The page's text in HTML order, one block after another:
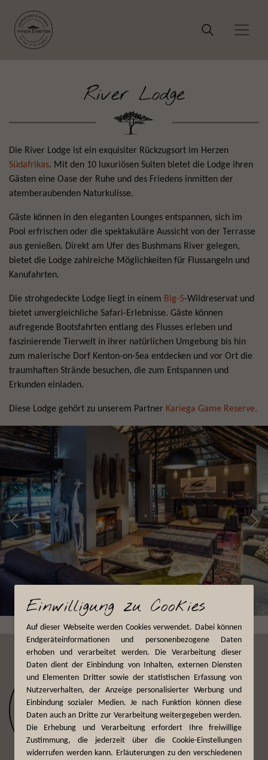
River Lodge
Die River Lodge ist ein exquisiter Rückzugsort im Herzen
Südafrikas. Mit den 10 luxuriösen Suiten bietet die Lodge ihren
Gästen eine Oase der Ruhe und des Friedens inmitten der
atemberaubenden Naturkulisse.
Gäste können in den eleganten Lounges entspannen, sich im
Pool erfrischen oder die spektakuläre Aussicht von der Terrasse
aus genießen. Direkt am Ufer des Bushmans River gelegen,
bietet die Lodge zahlreiche Möglichkeiten für Flussangeln und
Kanufahrten.
Die strohgedeckte Lodge liegt in einem Big-5-Wildreservat und
bietet unvergleichliche Safari-Erlebnisse. Gäste können
aufregende Bootsfahrten entlang des Flusses erleben und
faszinierende Tierwelt in ihrer natürlichen Umgebung bis hin
zum malerische Dorf Kenton-on-Sea entdecken und vor Ort die
traumhaften Strände besuchen, die zum Entspannen und
Erkunden einladen.
Diese Lodge gehört zu unserem Partner Kariega Game Reserve.
Einwilligung zu Cookies
Auf dieser Webseite werden Cookies verwendet. Dabei können
Endgeräteinformationen und personenbezogene Daten
erhoben und verarbeitet werden. Die Verarbeitung dieser
Daten dient der Einbindung von Inhalten, externen Diensten
und Elementen Dritter sowie der statistischen Erfassung von
Nutzerverhalten, der Anzeige personalisierter Werbung und
Einbindung sozialer Medien. Je nach Funktion können diese
Daten auch an Dritte zur Verarbeitung weitergegeben werden.
Die Erhebung und Verarbeitung erfordert Ihre freiwillige
Zustimmung, die jederzeit über die Cookie-Einstellungen
widerrufen werden kann. Erläuterungen zu den verschiedenen